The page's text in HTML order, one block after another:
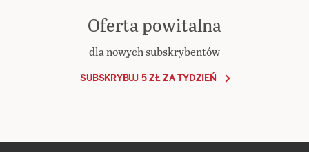
Oferta powitalna
dla nowych subskrybentów
SUBSKRYBUJ 5 ZŁ ZA TYDZIEŃ